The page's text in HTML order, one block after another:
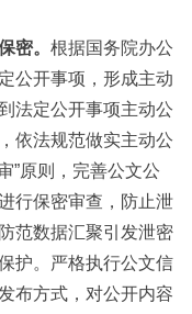
密。 根据国务院办公
公开事项，形成主动
法定公开事项主动公
依法规范做实主动公
”原则，完善公文公
行保密审查，防止泄
范数据汇聚引发泄密
护。严格执行公文信
布方式，对公开内容